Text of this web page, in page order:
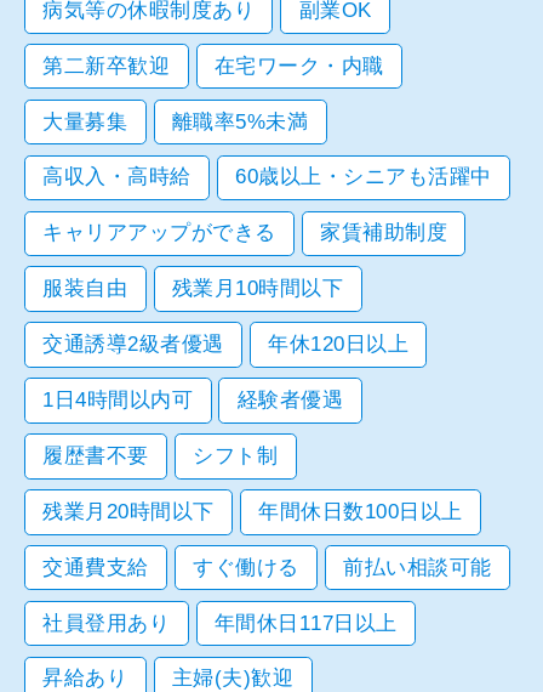
病気等の休暇制度あり 副業OK
第二新卒歓迎 在宅ワーク・内職
大量募集 離職率5%未満
高収入・高時給 60歳以上・シニアも活躍中
キャリアアップができる 家賃補助制度
服装自由 残業月10時間以下
交通誘導2級者優遇 年休120日以上
1日4時間以内可 経験者優遇
履歴書不要 シフト制
残業月20時間以下 年間休日数100日以上
交通費支給 すぐ働ける 前払い相談可能
社員登用あり 年間休日117日以上
昇給あり 主婦(夫)歓迎